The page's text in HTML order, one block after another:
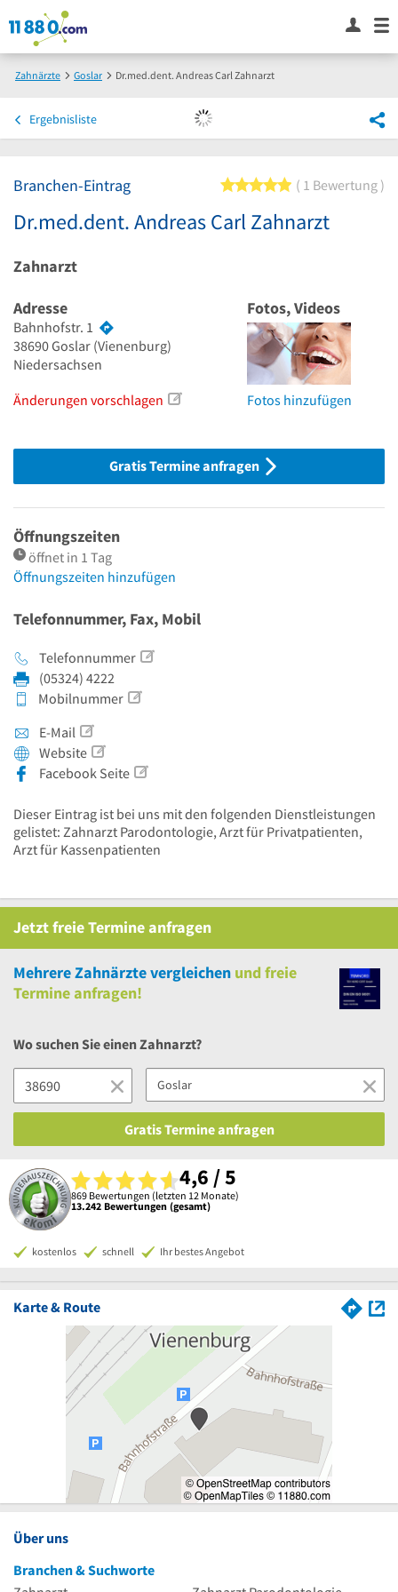
Zahnärzte Goslar Dr.med.dent. Andreas Carl Zahnarzt
Ergebnisliste
Branchen-Eintrag 5 von 5 Sternen
1 Bewertung
Dr.med.dent. Andreas Carl Zahnarzt
Zahnarzt
Adresse
Bahnhofstr. 1
38690Goslar (Vienenburg)
Niedersachsen
Änderungen vorschlagen
Fotos, Videos
Fotos hinzufügen
Gratis Termine anfragen
Öffnungszeiten
öffnet in 1 Tag
Öffnungszeiten hinzufügen
Telefonnummer, Fax, Mobil
Telefonnummer
(05324) 4222
Mobilnummer
E-Mail
Website
Facebook Seite
Dieser Eintrag ist bei uns mit den folgenden Dienstleistungen
gelistet: Zahnarzt Parodontologie, Arzt für Privatpatienten,
Arzt für Kassenpatienten
JetztfreieTermine anfragen
MehrereZahnärzte vergleichen undfreie
Termine anfragen!
Wo suchen Sie einen Zahnarzt?
Gratis Termine anfragen
4,6 / 5
869 Bewertungen (letzten 12 Monate)
13.242 Bewertungen (gesamt)
kostenlos schnell Ihr bestes Angebot
Karte & Route
Über uns
Branchen & Suchworte